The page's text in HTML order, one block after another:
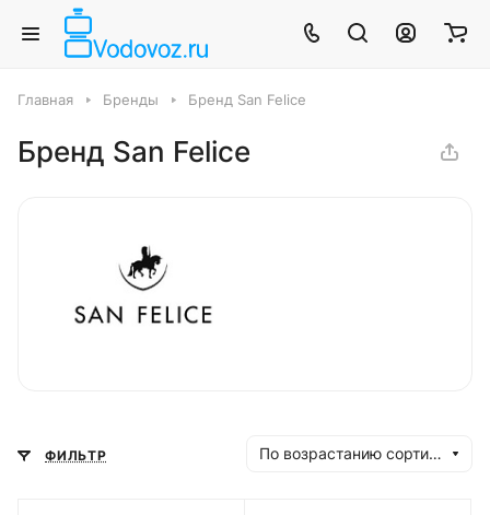
Главная Бренды Бренд San Felice
Бренд San Felice
ФИЛЬТР По возрастанию сортировки